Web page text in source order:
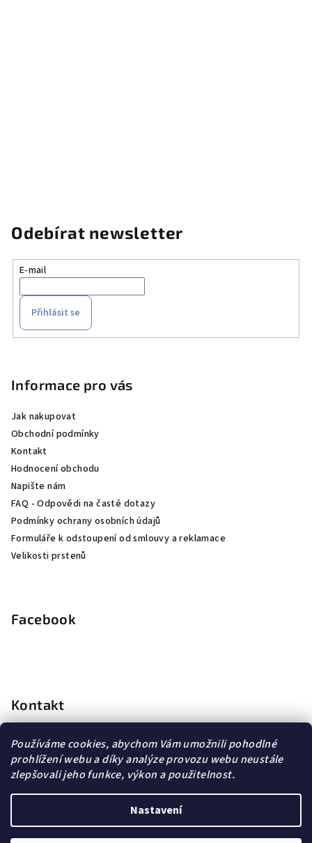
Používáme cookies, abychom Vám umožnili pohodlné
prohlížení webu a díky analýze provozu webu neustále
zlepšovali jeho funkce, výkon a použitelnost.
Nastavení
Odebírat newsletter
E-mail
Přihlásit se
Informace pro vás
Jak nakupovat
Obchodní podmínky
Kontakt
Hodnocení obchodu
Napište nám
FAQ - Odpovědi na časté dotazy
Podmínky ochrany osobních údajů
Formuláře k odstoupení od smlouvy a reklamace
Velikosti prstenů
Facebook
Kontakt
info @dopravagratis.cz
+420 603 500 988
+420 603 500 988